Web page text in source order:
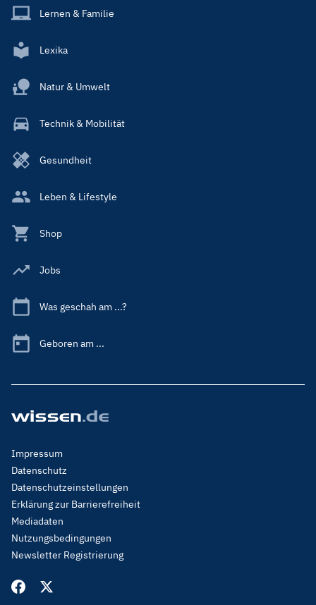
Lernen & Familie
Lexika
Natur & Umwelt
Technik & Mobilität
Gesundheit
Leben & Lifestyle
Shop
Jobs
Was geschah am ...?
Geboren am ...
Footer
Menu
Legal
Impressum
Datenschutz
Datenschutzeinstellungen
Erklärung zur Barrierefreiheit
Mediadaten
Nutzungsbedingungen
Newsletter Registrierung